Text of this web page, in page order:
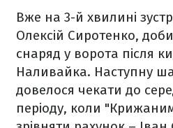
Вже на 3-й хвилині
Олексій Сиротенко,
снаряд у ворота після
Наливайка. Наступну
довелося чекати до
періоду, коли